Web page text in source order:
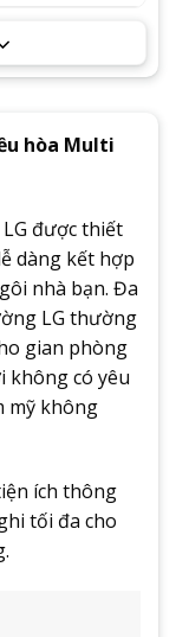
hòa Multi
được thiết
dàng kết hợp
nhà bạn. Đa
LG thường
gian phòng
không có yêu
mỹ không
ích thông
tối đa cho